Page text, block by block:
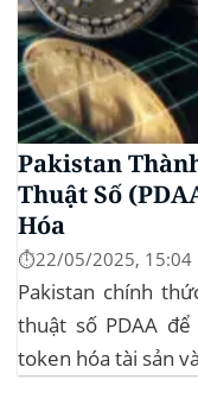
Pakistan
Thuật Số
Hóa
⏱️22/05/2025, 15:04
Pakistan chính
thuật số PDAA
token hóa tài sản